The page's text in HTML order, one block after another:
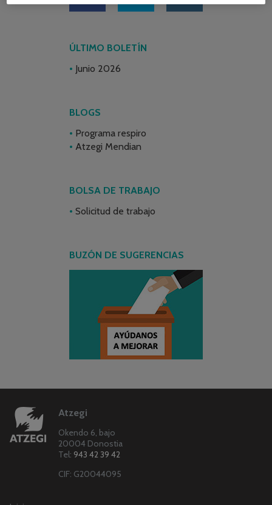
ÚLTIMO BOLETÍN
Junio 2026
BLOGS
Programa respiro
Atzegi Mendian
BOLSA DE TRABAJO
Solicitud de trabajo
BUZÓN DE SUGERENCIAS
Atzegi
Okendo 6, bajo
20004 Donostia
Tel: 943 42 39 42
CIF: G20044095